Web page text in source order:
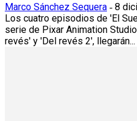
Marco Sánchez Sequera - 8
Los cuatro episodios de 'El
serie de Pixar Animation
revés' y 'Del revés 2', llegarán...